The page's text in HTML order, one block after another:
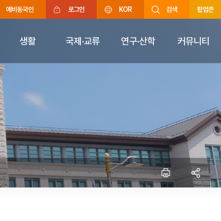
예비동국인 로그인 KOR 검색 팝업존
생활 국제·교류 연구·산학 커뮤니티